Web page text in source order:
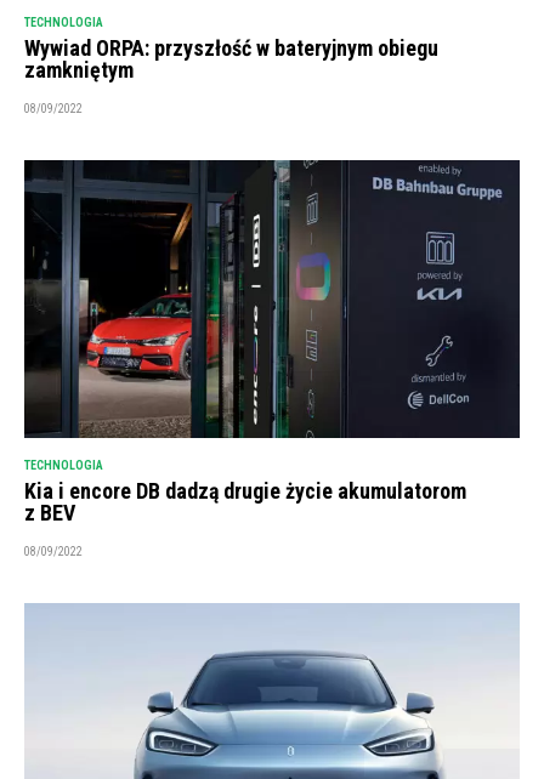
TECHNOLOGIA
Wywiad ORPA: przyszłość w bateryjnym obiegu
zamkniętym
08/09/2022
TECHNOLOGIA
Kia i encore DB dadzą drugie życie akumulatorom
z BEV
08/09/2022